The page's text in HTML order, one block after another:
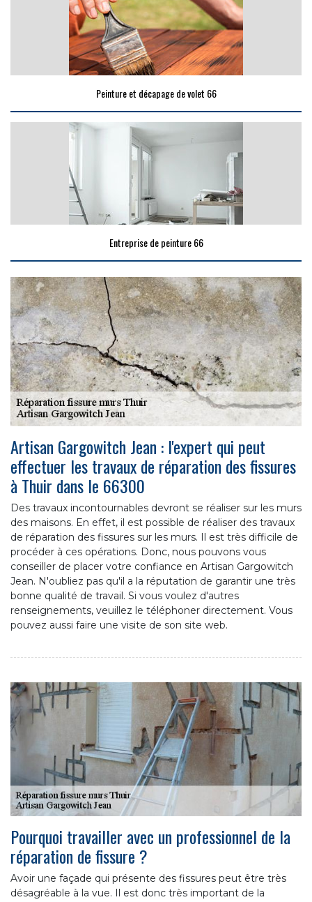
Peinture et décapage de volet 66
Entreprise de peinture 66
Artisan Gargowitch Jean : l'expert qui peut
effectuer les travaux de réparation des fissures
à Thuir dans le 66300
Des travaux incontournables devront se réaliser sur les murs
des maisons. En effet, il est possible de réaliser des travaux
de réparation des fissures sur les murs. Il est très difficile de
procéder à ces opérations. Donc, nous pouvons vous
conseiller de placer votre confiance en Artisan Gargowitch
Jean. N'oubliez pas qu'il a la réputation de garantir une très
bonne qualité de travail. Si vous voulez d'autres
renseignements, veuillez le téléphoner directement. Vous
pouvez aussi faire une visite de son site web.
Pourquoi travailler avec un professionnel de la
réparation de fissure ?
Avoir une façade qui présente des fissures peut être très
désagréable à la vue. Il est donc très important de la